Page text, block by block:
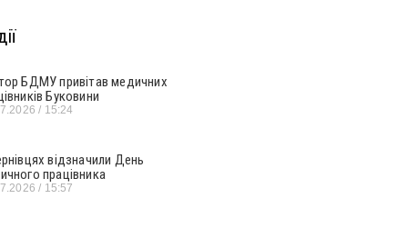
БДМУ привітав медичних
Буковини
15:24
відзначили День
працівника
15:57